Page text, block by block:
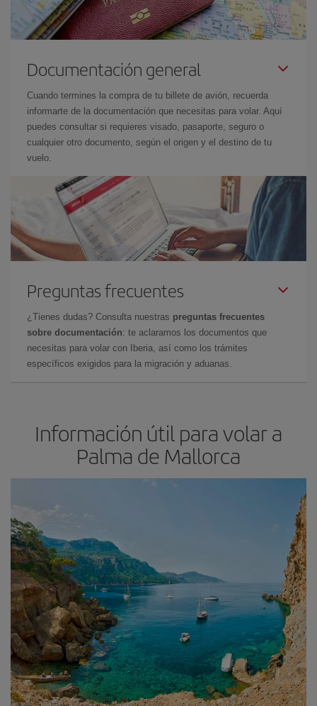
Documentación general
Cuando termines la compra de tu billete de avión, recuerda
informarte de la documentación que necesitas para volar. Aquí
puedes consultar si requieres visado, pasaporte, seguro o
cualquier otro documento, según el origen y el destino de tu
vuelo.
Preguntas frecuentes
¿Tienes dudas? Consulta nuestras preguntas frecuentes
sobre documentación: te aclaramos los documentos que
necesitas para volar con Iberia, así como los trámites
específicos exigidos para la migración y aduanas.
Información útil para volar a
Palma de Mallorca